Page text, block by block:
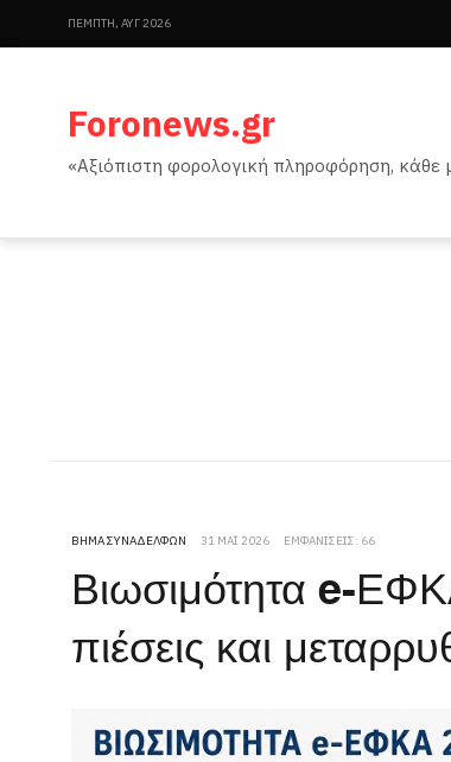
ΠΈΜΠΤΗ, ΑΥΓ 2026
Foronews.gr
«Αξιόπιστη φορολογική πληροφόρηση, κάθε
ΒΉΜΑ ΣΥΝΑΔΈΛΦΩΝ 31 ΜΆΙ 2026 ΕΜΦΑΝΊΣΕΙΣ: 66
Βιωσιμότητα e-
πιέσεις και